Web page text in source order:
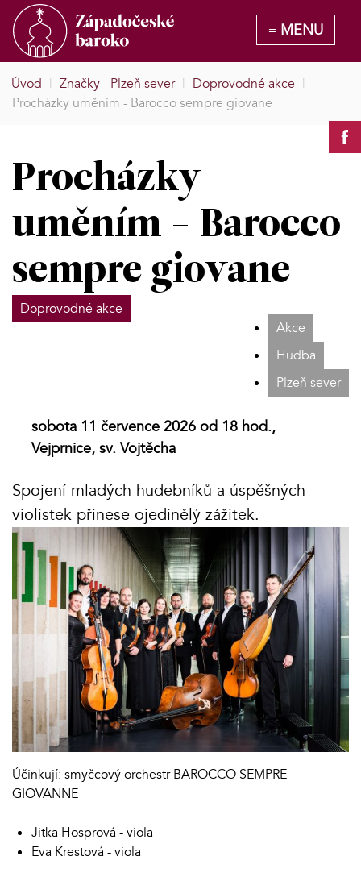
Úvod | Značky - Plzeň sever | Doprovodné akce |
Procházky uměním - Barocco sempre giovane
Procházky
uměním - Barocco
sempre giovane
Doprovodné akce
Akce
Hudba
Plzeň sever
sobota 11 července 2026 od 18 hod.,
Vejprnice, sv. Vojtěcha
Spojení mladých hudebníků a úspěšných
violistek přinese ojedinělý zážitek.
Účinkují: smyčcový orchestr BAROCCO SEMPRE
GIOVANNE
Jitka Hosprová - viola
Eva Krestová - viola